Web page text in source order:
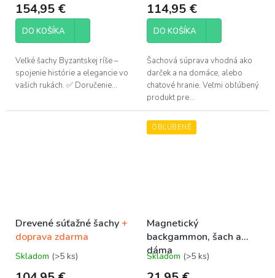
produktu
5,0
5
hviezdičiek.
154,95 €
DO KOŠÍKA
Veľké šachy Byzantskej ríše –
spojenie histórie a elegancie vo
vašich rukách. ✅ Doručenie...
produktu
5,0
5
hviezdičiek.
114,95 €
DO KOŠÍKA
Šachová súprava vhodná ako
darček a na domáce, alebo
chatové hranie. Veľmi obľúbený
produkt pre...
Drevené súťažné šachy+
doprava zdarma
Priemerné
Skladom (>5 ks)
OBĽÚBENÉ
Magnetický
backgammon, šach a
dáma
Priemerné
Skladom (>5 ks)